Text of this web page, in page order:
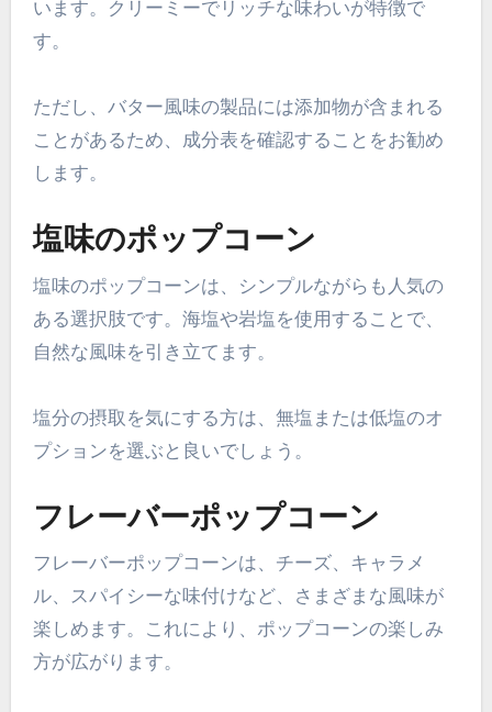
います。クリーミーでリッチな味わいが特徴で
す。
ただし、バター風味の製品には添加物が含まれる
ことがあるため、成分表を確認することをお勧め
します。
塩味のポップコーン
塩味のポップコーンは、シンプルながらも人気の
ある選択肢です。海塩や岩塩を使用することで、
自然な風味を引き立てます。
塩分の摂取を気にする方は、無塩または低塩のオ
プションを選ぶと良いでしょう。
フレーバーポップコーン
フレーバーポップコーンは、チーズ、キャラメ
ル、スパイシーな味付けなど、さまざまな風味が
楽しめます。これにより、ポップコーンの楽しみ
方が広がります。